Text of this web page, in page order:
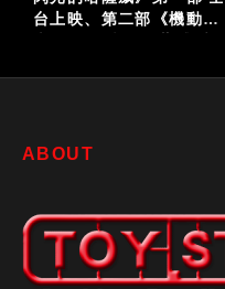
台上映、第二部《機動戰
ABOUT